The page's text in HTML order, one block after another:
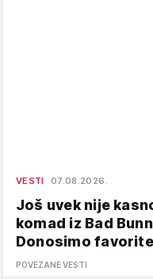
VESTI 07.08.2026.
Još uvek nije
komad iz Bad
Donosimo
POVEZANE VESTI